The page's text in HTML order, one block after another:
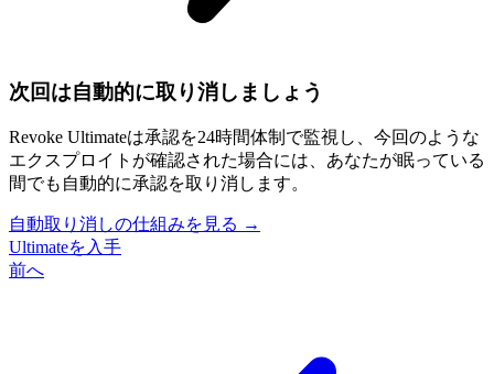
次回は自動的に取り消しましょう
Revoke Ultimateは承認を24時間体制で監視し、今回のような
エクスプロイトが確認された場合には、あなたが眠っている
間でも自動的に承認を取り消します。
自動取り消しの仕組みを見る →
Ultimateを入手
前へ